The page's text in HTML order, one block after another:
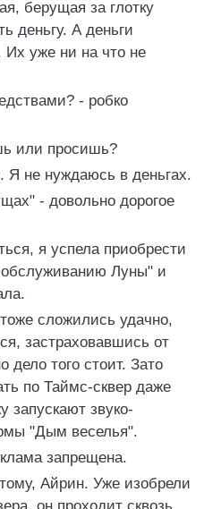
берущая за глотку
деньгу. А деньги
уже ни на что не
- робко
или просишь?
Я не нуждаюсь в деньгах.
- довольно дорогое
я успела приобрести
обслуживанию Луны" и
сложились удачно,
застраховавшись от
того стоит. Зато
по Таймс-сквер даже
запускают звуко-
"Дым веселья".
запрещена.
Айрин. Уже изобрели